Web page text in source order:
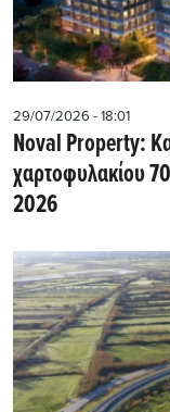
29/07/2026 - 18:01
Noval Property:
χαρτοφυλακίου
2026